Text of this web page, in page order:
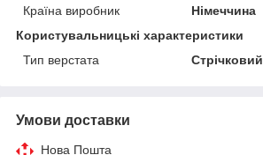
Країна виробник
Німеччина
Користувальницькі характеристики
Тип верстата
Стрічковий
Умови доставки
Нова Пошта